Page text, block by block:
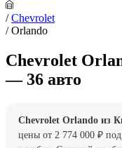
/Chevrolet
/Orlando
Chevrolet
— 36 авто
Chevrolet Orlando из
цены от 2 774 000 ₽